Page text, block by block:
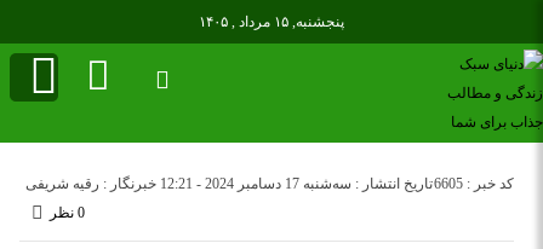
پنجشنبه, ۱۵ مرداد , ۱۴۰۵
تاریخ انتشار : سه‌شنبه 17 دسامبر 2024 - 12:21 خبرنگار : رقیه شریفی
کد خبر : 6605
0 نظر